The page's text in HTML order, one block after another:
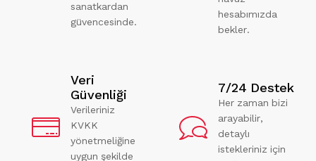
sanatkardan
güvencesinde.
hesabımızda
bekler.
Veri
Güvenliği
Verileriniz
KVKK
yönetmeliğine
uygun şekilde
7/24 Destek
Her zaman bizi
arayabilir,
detaylı
istekleriniz için